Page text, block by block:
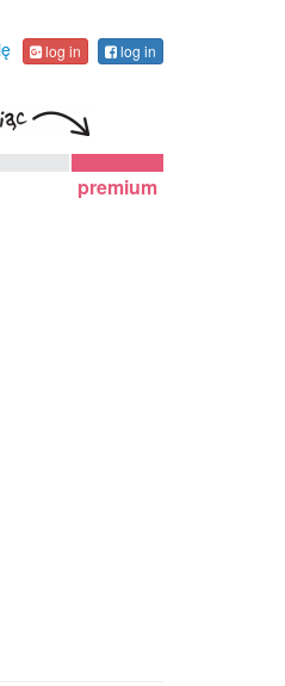
log in log in
premium